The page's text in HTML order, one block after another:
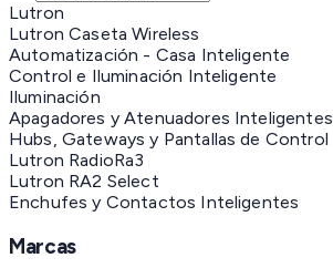
Lutron
Lutron Caseta Wireless
Automatización - Casa Inteligente
Control e Iluminación Inteligente
Iluminación
Apagadores y Atenuadores Inteligentes
Hubs, Gateways y Pantallas de Control
Lutron RadioRa3
Lutron RA2 Select
Enchufes y Contactos Inteligentes
Marcas